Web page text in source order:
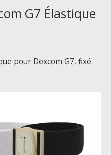
G7 Élastique
pour Dexcom G7, fixé